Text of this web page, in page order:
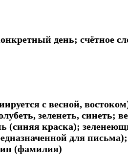
день; счётное
с весной,
зеленеть, синеть;
(синяя краска);
для
(фамилия)